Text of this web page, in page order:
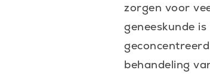
zorgen voor
geneeskunde
behandeling